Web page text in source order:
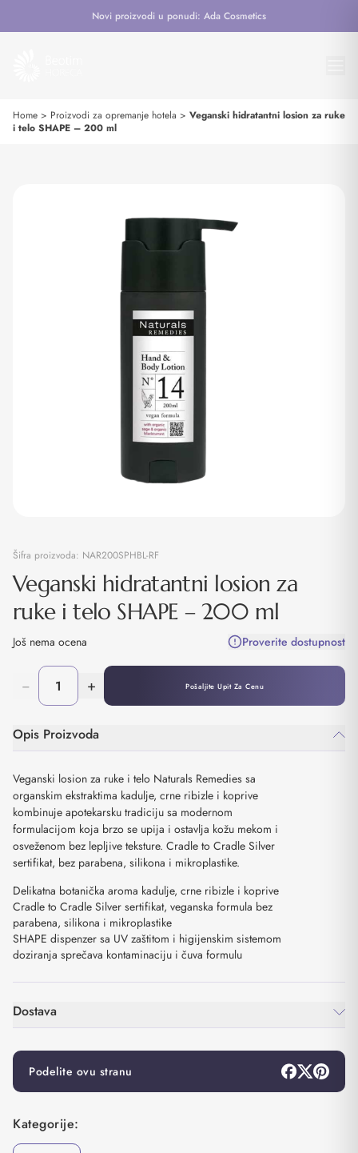
Novi proizvodi u ponudi: Ada Cosmetics
Home > Proizvodi za opremanje hotela > Veganski hidratantni losion za ruke
i telo SHAPE – 200 ml
Šifra proizvoda: NAR200SPHBL-RF
Veganski hidratantni losion za
ruke i telo SHAPE – 200 ml
Još nema ocena Proverite dostupnost
− + Pošaljite Upit Za Cenu
Opis Proizvoda
Veganski losion za ruke i telo Naturals Remedies sa
organskim ekstraktima kadulje, crne ribizle i koprive
kombinuje apotekarsku tradiciju sa modernom
formulacijom koja brzo se upija i ostavlja kožu mekom i
osveženom bez lepljive teksture. Cradle to Cradle Silver
sertifikat, bez parabena, silikona i mikroplastike.
Delikatna botanička aroma kadulje, crne ribizle i koprive
Cradle to Cradle Silver sertifikat, veganska formula bez
parabena, silikona i mikroplastike
SHAPE dispenzer sa UV zaštitom i higijenskim sistemom
doziranja sprečava kontaminaciju i čuva formulu
Dostava
Podelite ovu stranu
Kategorije: